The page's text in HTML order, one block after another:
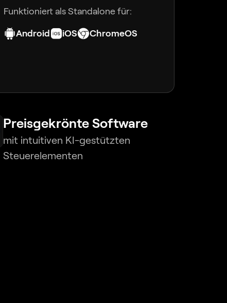
Funktioniert als Standalone für:
Android
iOS ChromeOS
Preisgekrönte Software
mit intuitiven KI-gestützten
Steuerelementen